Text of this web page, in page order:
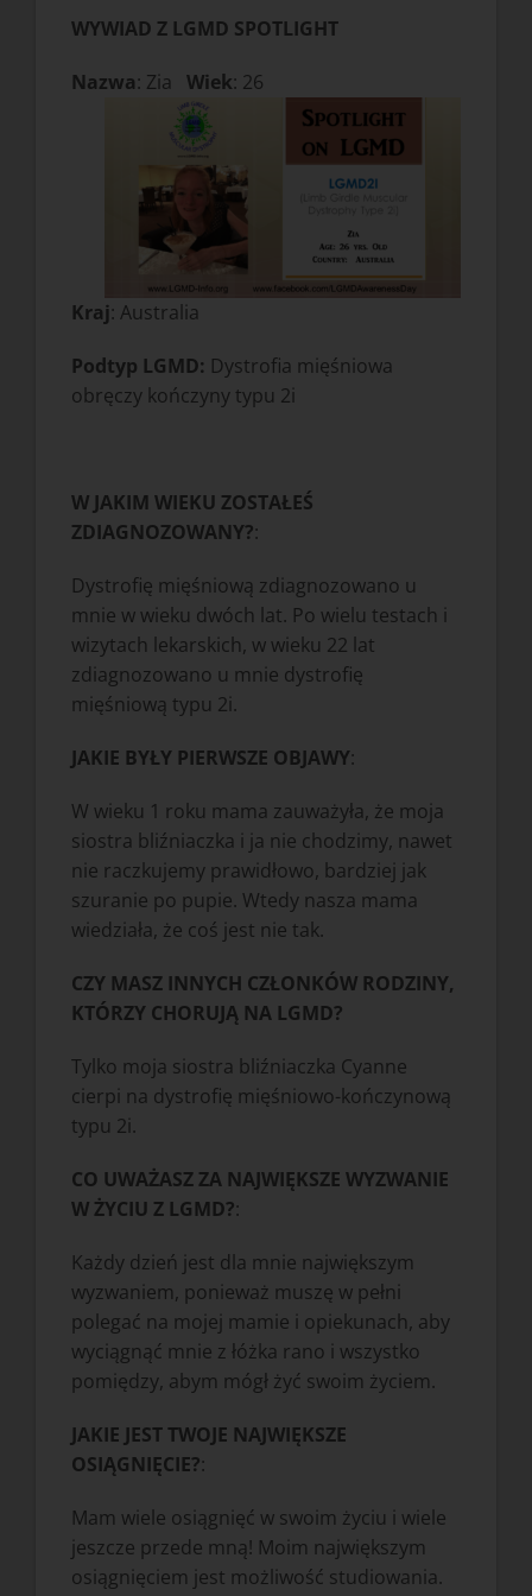
WYWIAD Z LGMD SPOTLIGHT
Nazwa: Zia Wiek: 26
Kraj: Australia
Podtyp LGMD: Dystrofia mięśniowa
obręczy kończyny typu 2i
W JAKIM WIEKU ZOSTAŁEŚ
ZDIAGNOZOWANY?:
Dystrofię mięśniową zdiagnozowano u
mnie w wieku dwóch lat. Po wielu testach i
wizytach lekarskich, w wieku 22 lat
zdiagnozowano u mnie dystrofię
mięśniową typu 2i.
JAKIE BYŁY PIERWSZE OBJAWY:
W wieku 1 roku mama zauważyła, że moja
siostra bliźniaczka i ja nie chodzimy, nawet
nie raczkujemy prawidłowo, bardziej jak
szuranie po pupie. Wtedy nasza mama
wiedziała, że coś jest nie tak.
CZY MASZ INNYCH CZŁONKÓW RODZINY,
KTÓRZY CHORUJĄ NA LGMD?
Tylko moja siostra bliźniaczka Cyanne
cierpi na dystrofię mięśniowo-kończynową
typu 2i.
CO UWAŻASZ ZA NAJWIĘKSZE WYZWANIE
W ŻYCIU Z LGMD?:
Każdy dzień jest dla mnie największym
wyzwaniem, ponieważ muszę w pełni
polegać na mojej mamie i opiekunach, aby
wyciągnąć mnie z łóżka rano i wszystko
pomiędzy, abym mógł żyć swoim życiem.
JAKIE JEST TWOJE NAJWIĘKSZE
OSIĄGNIĘCIE?:
Mam wiele osiągnięć w swoim życiu i wiele
jeszcze przede mną! Moim największym
osiągnięciem jest możliwość studiowania.